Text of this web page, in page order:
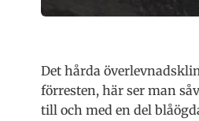
Det hårda
förresten, här ser man
till och med en del